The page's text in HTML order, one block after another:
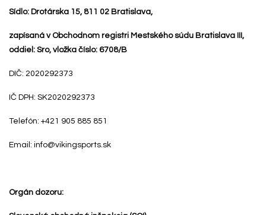
Sídlo: Drotárska 15, 811 02 Bratislava,
zapísaná v Obchodnom registri Mestského súdu Bratislava III,
oddiel: Sro, vložka číslo: 6708/B
DIČ: 2020292373
IČ DPH: SK2020292373
Telefón: +421 905 885 851
Email: info@vikingsports.sk
Orgán dozoru: